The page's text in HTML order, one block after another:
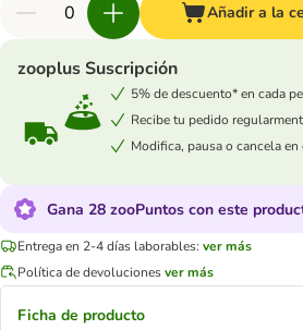
Añadir a la
zooplus Suscripción
5% de descuento* en cada
Recibe tu pedido
Modifica, pausa o cancela
Gana 28 zooPuntos con este
Entrega en 2-4 días laborables: ver más
Política de devolucionesver más
Ficha de producto